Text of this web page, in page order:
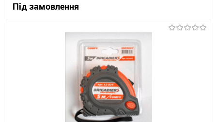
Під замовлення
В корзину
Під замовлення